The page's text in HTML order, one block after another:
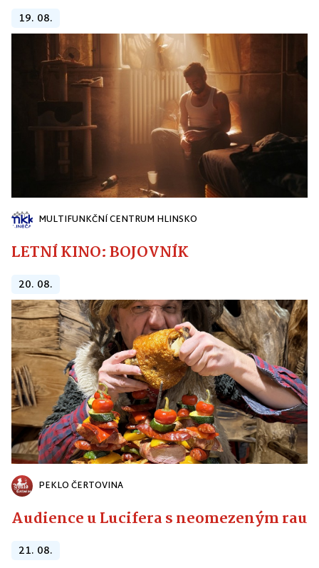
19. 08.
MULTIFUNKČNÍ CENTRUM HLINSKO
LETNÍ KINO: BOJOVNÍK
20. 08.
PEKLO ČERTOVINA
Audience u Lucifera s neomezeným
21. 08.